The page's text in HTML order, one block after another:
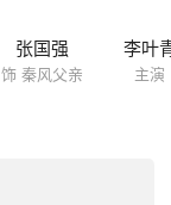
张国强
饰 秦风父亲
李叶
主演